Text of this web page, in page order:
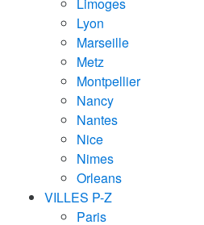
Lyon
Marseille
Metz
Montpellier
Nancy
Nantes
Nice
Nimes
Orleans
VILLES P-Z
Paris